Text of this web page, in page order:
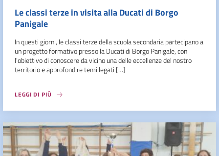
Le classi terze in visita alla Ducati di Borgo
Panigale
In questi giorni, le classi terze della scuola secondaria partecipano a
un progetto formativo presso la Ducati di Borgo Panigale, con
l’obiettivo di conoscere da vicino una delle eccellenze del nostro
territorio e approfondire temi legati […]
LEGGI DI PIÙ